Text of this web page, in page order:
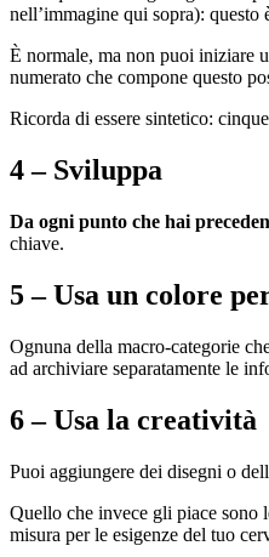
nell’immagine qui sopra): questo
È normale, ma non puoi iniziare
numerato che compone questo
Ricorda di essere sintetico:
4 – Sviluppa
Da ogni punto che hai
chiave.
5 – Usa un colore
Ognuna della macro-categorie
ad archiviare separatamente le
6 – Usa la creatività
Puoi aggiungere dei disegni o
Quello che invece gli piace sono
misura per le esigenze del tuo